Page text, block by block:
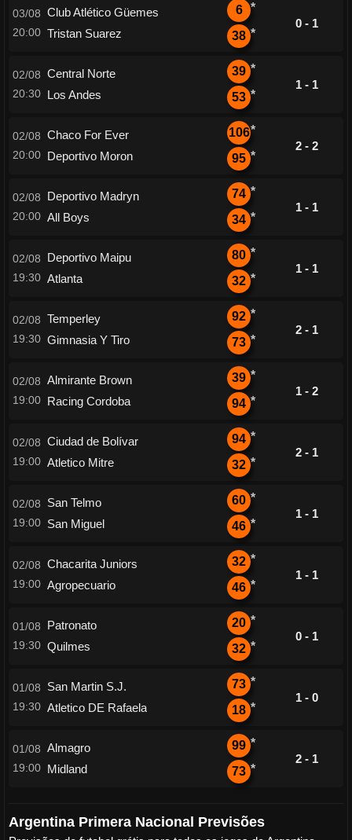
03/08
20:00
Club Atlético Güemes
Tristan Suarez
6 *
38 *
0 - 1
02/08
20:30
Central Norte
Los Andes
39 *
53 *
1 - 1
02/08
20:00
Chaco For Ever
Deportivo Moron
106*
95 *
2 - 2
02/08
20:00
Deportivo Madryn
All Boys
74 *
34 *
1 - 1
02/08
19:30
Deportivo Maipu
Atlanta
80 *
32 *
1 - 1
02/08
19:30
Temperley
Gimnasia Y Tiro
92 *
73 *
2 - 1
02/08
19:00
Almirante Brown
Racing Cordoba
39 *
94 *
1 - 2
02/08
19:00
Ciudad de Bolívar
Atletico Mitre
94 *
32 *
2 - 1
02/08
19:00
San Telmo
San Miguel
60 *
46 *
1 - 1
02/08
19:00
Chacarita Juniors
Agropecuario
32 *
46 *
1 - 1
01/08
19:30
Patronato
Quilmes
20 *
32 *
0 - 1
01/08
19:30
San Martin S.J.
Atletico DE Rafaela
73 *
18 *
1 - 0
01/08
19:00
Almagro
Midland
99 *
73 *
2 - 1
Argentina Primera Nacional Previsões